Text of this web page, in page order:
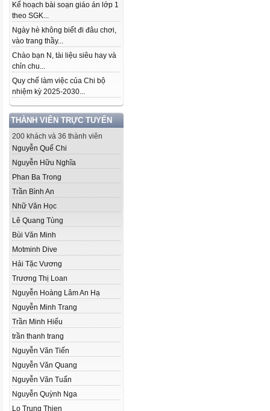
Kế hoạch bài soạn giáo án lớp 1
theo SGK...
Ngày hè không biết đi đâu chơi,
vào trang thầy...
Chào bạn N, tài liệu siêu hay và
chỉn chu...
Quy chế làm việc của Chi bộ
nhiệm kỳ 2025-2030...
THÀNH VIÊN TRỰC TUYẾN
200 khách và 36 thành viên
Nguyễn Quế Chi
Nguyễn Hữu Nghĩa
Phan Ba Trong
Trần Bình An
Nhữ Văn Học
Lê Quang Tùng
Bùi Văn Minh
Motminh Dive
Hải Tặc Vương
Trương Thị Loan
Nguyễn Hoàng Lâm An Hạ
Nguyễn Minh Trang
Trần Minh Hiếu
trần thanh trang
Nguyễn Văn Tiến
Nguyễn Văn Quang
Nguyễn Văn Tuấn
Nguyễn Quỳnh Nga
Lo Trung Thien